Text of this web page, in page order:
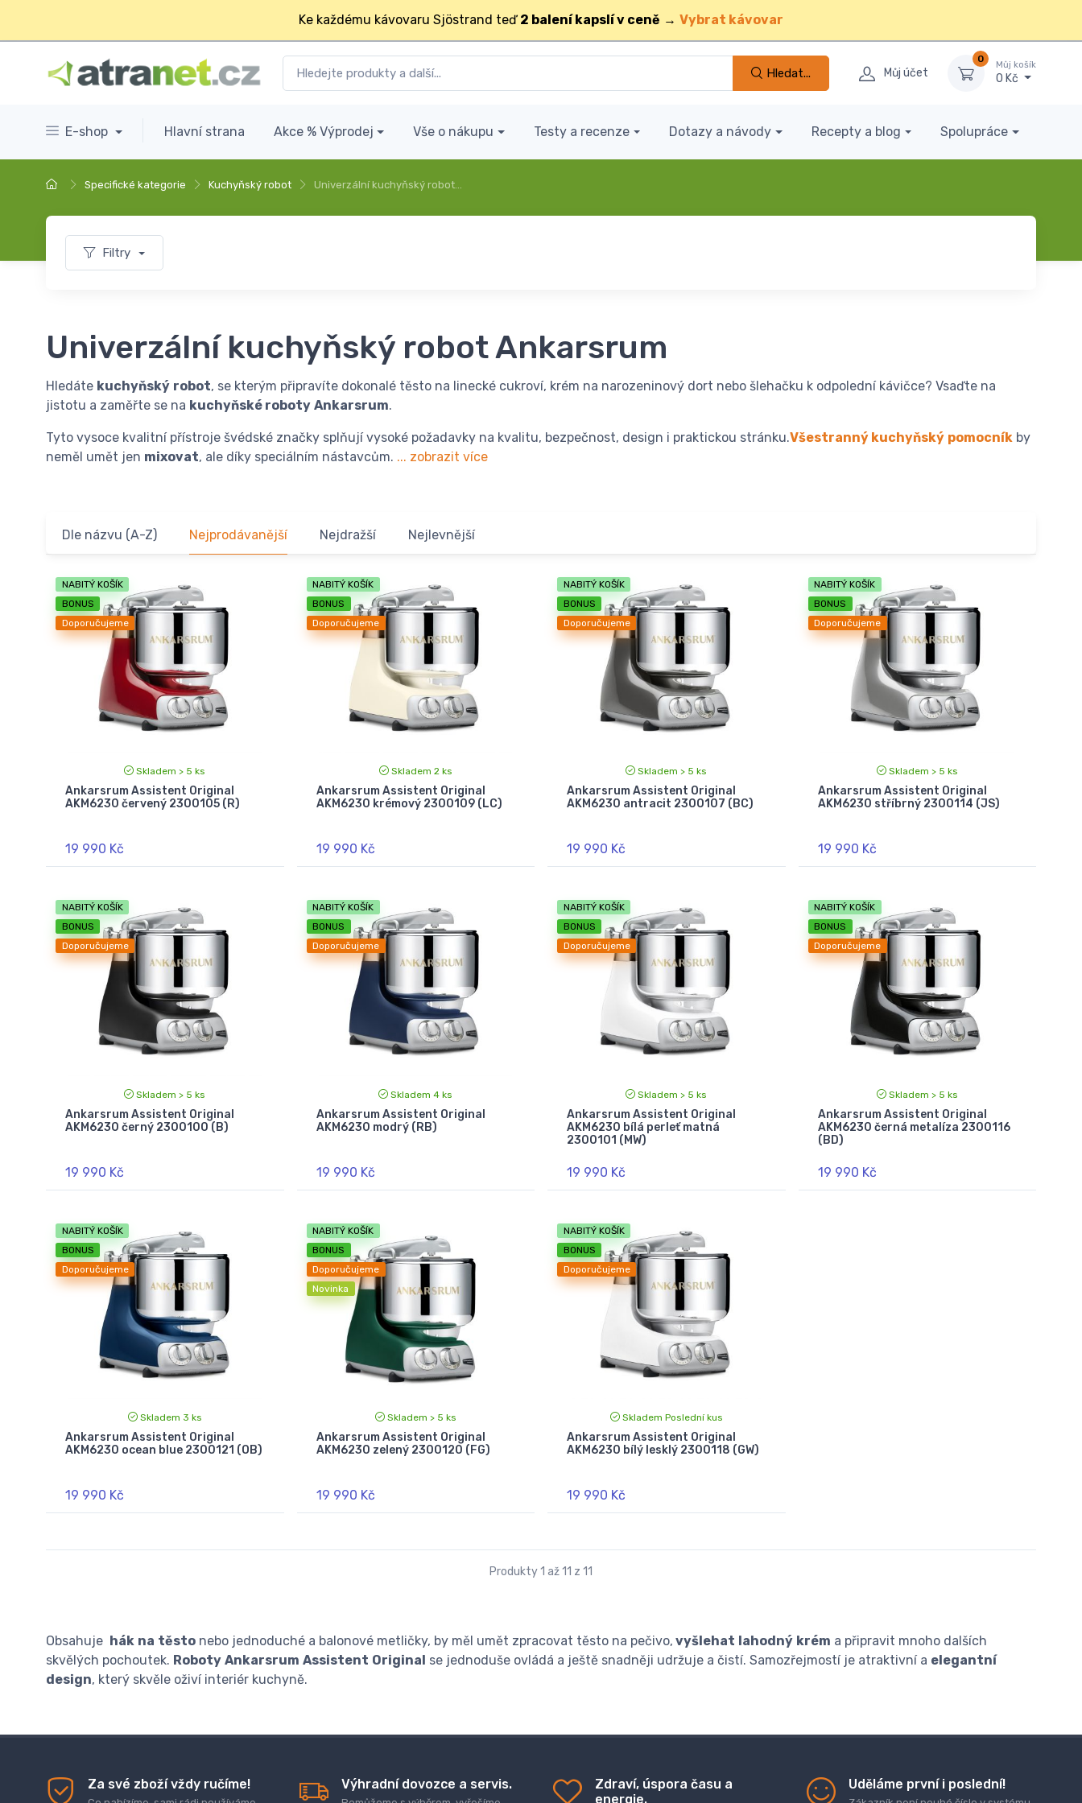
Ke každému kávovaru Sjöstrand teď 2 balení kapslí v ceně → Vybrat kávovar
Hledat... Můj účet
0
Můj košík
0 Kč
E-shop Hlavní strana Akce % Výprodej Vše o nákupu Testy a recenze Dotazy a návody Recepty a blog Spolupráce
Specifické kategorie Kuchyňský robot Univerzální kuchyňský robot…
Filtry
Univerzální kuchyňský robot Ankarsrum
Hledáte kuchyňský robot, se kterým připravíte dokonalé těsto na linecké cukroví, krém na narozeninový dort nebo šlehačku k odpolední kávičce? Vsaďte na
jistotu a zaměřte se na kuchyňské roboty Ankarsrum.
Tyto vysoce kvalitní přístroje švédské značky splňují vysoké požadavky na kvalitu, bezpečnost, design i praktickou stránku.Všestranný kuchyňský pomocník by
neměl umět jen mixovat, ale díky speciálním nástavcům. ... zobrazit více
Dle názvu (A-Z) Nejprodávanější Nejdražší Nejlevnější
NABITÝ KOŠÍK
BONUS
Doporučujeme
Skladem > 5 ks
Ankarsrum Assistent Original
AKM6230 červený 2300105 (R)
19 990 Kč
NABITÝ KOŠÍK
BONUS
Doporučujeme
Skladem 2 ks
Ankarsrum Assistent Original
AKM6230 krémový 2300109 (LC)
19 990 Kč
NABITÝ KOŠÍK
BONUS
Doporučujeme
Skladem > 5 ks
Ankarsrum Assistent Original
AKM6230 antracit 2300107 (BC)
19 990 Kč
NABITÝ KOŠÍK
BONUS
Doporučujeme
Skladem > 5 ks
Ankarsrum Assistent Original
AKM6230 stříbrný 2300114 (JS)
19 990 Kč
NABITÝ KOŠÍK
BONUS
Doporučujeme
Skladem > 5 ks
Ankarsrum Assistent Original
AKM6230 černý 2300100 (B)
19 990 Kč
NABITÝ KOŠÍK
BONUS
Doporučujeme
Skladem 4 ks
Ankarsrum Assistent Original
AKM6230 modrý (RB)
19 990 Kč
NABITÝ KOŠÍK
BONUS
Doporučujeme
Skladem > 5 ks
Ankarsrum Assistent Original
AKM6230 bílá perleť matná
2300101 (MW)
19 990 Kč
NABITÝ KOŠÍK
BONUS
Doporučujeme
Skladem > 5 ks
Ankarsrum Assistent Original
AKM6230 černá metalíza 2300116
(BD)
19 990 Kč
NABITÝ KOŠÍK
BONUS
Doporučujeme
Skladem 3 ks
Ankarsrum Assistent Original
AKM6230 ocean blue 2300121 (OB)
19 990 Kč
NABITÝ KOŠÍK
BONUS
Doporučujeme
Novinka
Skladem > 5 ks
Ankarsrum Assistent Original
AKM6230 zelený 2300120 (FG)
19 990 Kč
NABITÝ KOŠÍK
BONUS
Doporučujeme
Skladem Poslední kus
Ankarsrum Assistent Original
AKM6230 bílý lesklý 2300118 (GW)
19 990 Kč
Produkty 1 až 11 z 11
Obsahuje hák na těsto nebo jednoduché a balonové metličky, by měl umět zpracovat těsto na pečivo, vyšlehat lahodný krém a připravit mnoho dalších
skvělých pochoutek. Roboty Ankarsrum Assistent Original se jednoduše ovládá a ještě snadněji udržuje a čistí. Samozřejmostí je atraktivní a elegantní
design, který skvěle oživí interiér kuchyně.
Za své zboží vždy ručíme! Výhradní dovozce a servis.
Zdraví, úspora času a
energie.
Uděláme první i poslední!